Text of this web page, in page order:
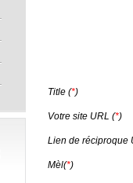
Title (*)
Votre site URL (*)
Lien de réciproque
Mèl(*)